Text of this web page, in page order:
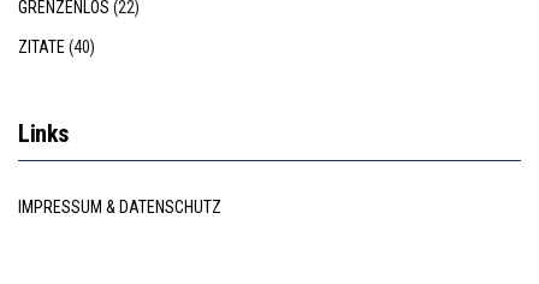
GRENZENLOS (22)
ZITATE (40)
Links
IMPRESSUM & DATENSCHUTZ